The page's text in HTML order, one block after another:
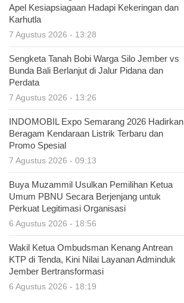
Apel Kesiapsiagaan Hadapi Kekeringan dan
Karhutla
7 Agustus 2026 - 13:28
Sengketa Tanah Bobi Warga Silo Jember vs
Bunda Bali Berlanjut di Jalur Pidana dan
Perdata
7 Agustus 2026 - 13:26
INDOMOBIL Expo Semarang 2026 Hadirkan
Beragam Kendaraan Listrik Terbaru dan
Promo Spesial
7 Agustus 2026 - 09:13
Buya Muzammil Usulkan Pemilihan Ketua
Umum PBNU Secara Berjenjang untuk
Perkuat Legitimasi Organisasi
6 Agustus 2026 - 18:56
Wakil Ketua Ombudsman Kenang Antrean
KTP di Tenda, Kini Nilai Layanan Adminduk
Jember Bertransformasi
6 Agustus 2026 - 18:19